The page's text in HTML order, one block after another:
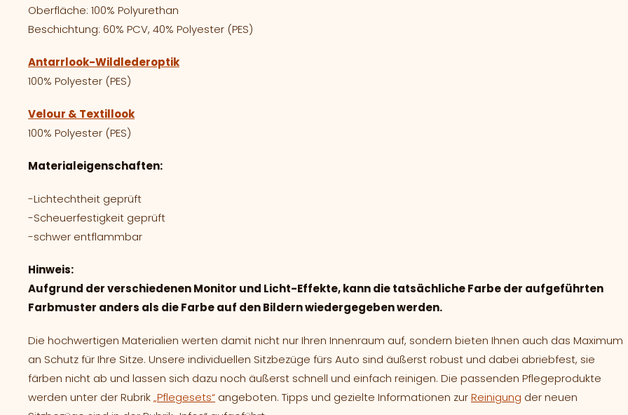
Oberfläche: 100% Polyurethan
Beschichtung: 60% PCV, 40% Polyester (PES)
Antarrlook-Wildlederoptik
100% Polyester (PES)
Velour & Textillook
100% Polyester (PES)
Materialeigenschaften:
-Lichtechtheit geprüft
-Scheuerfestigkeit geprüft
-schwer entflammbar
Hinweis:
Aufgrund der verschiedenen Monitor und Licht-Effekte, kann die tatsächliche Farbe der aufgeführten
Farbmuster anders als die Farbe auf den Bildern wiedergegeben werden.
Die hochwertigen Materialien werten damit nicht nur Ihren Innenraum auf, sondern bieten Ihnen auch das Maximum
an Schutz für Ihre Sitze. Unsere individuellen Sitzbezüge fürs Auto sind äußerst robust und dabei abriebfest, sie
färben nicht ab und lassen sich dazu noch äußerst schnell und einfach reinigen. Die passenden Pflegeprodukte
werden unter der Rubrik„Pflegesets“ angeboten. Tipps und gezielte Informationen zurReinigung der neuen